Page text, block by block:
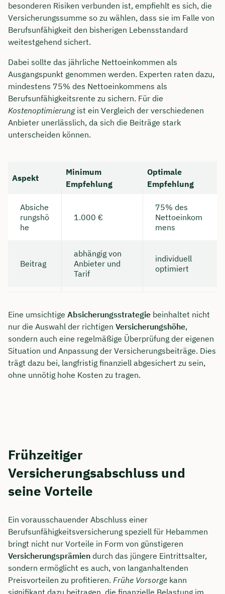
besonderen Risiken verbunden ist, empfiehlt es sich, die
Versicherungssumme so zu wählen, dass sie im Falle von
Berufsunfähigkeit den bisherigen Lebensstandard
weitestgehend sichert.
Dabei sollte das jährliche Nettoeinkommen als
Ausgangspunkt genommen werden. Experten raten dazu,
mindestens 75% des Nettoeinkommens als
Berufsunfähigkeitsrente zu sichern. Für die
Kostenoptimierungist ein Vergleich der verschiedenen
Anbieter unerlässlich, da sich die Beiträge stark
unterscheiden können.
Aspekt
Minimum
Empfehlung
Optimale
Empfehlung
Absiche
rungshö
he
1.000 €
75% des
Nettoeinkom
mens
Beitrag
abhängig von
Anbieter und
Tarif
individuell
optimiert
Eine umsichtige Absicherungsstrategie beinhaltet nicht
nur die Auswahl der richtigen Versicherungshöhe,
sondern auch eine regelmäßige Überprüfung der eigenen
Situation und Anpassung der Versicherungsbeiträge. Dies
trägt dazu bei, langfristig finanziell abgesichert zu sein,
ohne unnötig hohe Kosten zu tragen.
Frühzeitiger
Versicherungsabschluss und
seine Vorteile
Ein vorausschauender Abschluss einer
Berufsunfähigkeitsversicherung speziell für Hebammen
bringt nicht nur Vorteile in Form von günstigeren
Versicherungsprämien durch das jüngere Eintrittsalter,
sondern ermöglicht es auch, von langanhaltenden
Preisvorteilen zu profitieren. Frühe Vorsorge kann